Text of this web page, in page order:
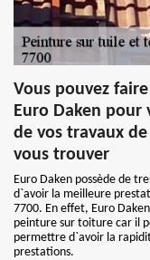
Vous pouvez
Euro Daken pour
de vos travaux
vous trouver
Euro Daken possède de
d`avoir la meilleure
7700. En effet, Euro
peinture sur toiture car il
permettre d`avoir la
prestations.